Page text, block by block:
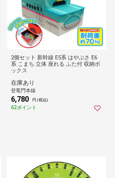
2個セット 新幹線 E5系 はやぶさ E6
系 こまち 立体 座れる ふた付 収納ボ
ックス
在庫あり
登竜門本線
6,780 円 (税込)
62ポイント